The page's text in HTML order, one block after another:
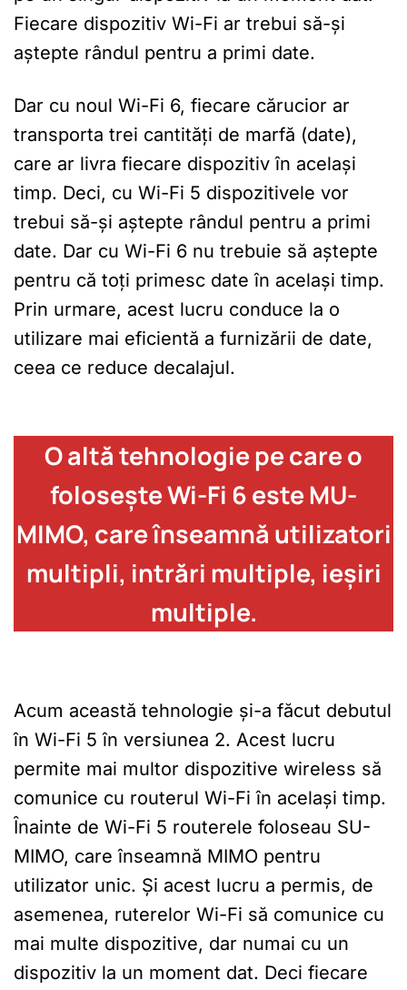
Fiecare dispozitiv Wi-Fi ar trebui să-și
aștepte rândul pentru a primi date.
Dar cu noul Wi-Fi 6, fiecare cărucior ar
transporta trei cantități de marfă (date),
care ar livra fiecare dispozitiv în același
timp. Deci, cu Wi-Fi 5 dispozitivele vor
trebui să-și aștepte rândul pentru a primi
date. Dar cu Wi-Fi 6 nu trebuie să aștepte
pentru că toți primesc date în același timp.
Prin urmare, acest lucru conduce la o
utilizare mai eficientă a furnizării de date,
ceea ce reduce decalajul.
O altă tehnologie pe care o
folosește Wi-Fi 6 este MU-
MIMO, care înseamnă utilizatori
multipli, intrări multiple, ieșiri
multiple.
Acum această tehnologie și-a făcut debutul
în Wi-Fi 5 în versiunea 2. Acest lucru
permite mai multor dispozitive wireless să
comunice cu routerul Wi-Fi în același timp.
Înainte de Wi-Fi 5 routerele foloseau SU-
MIMO, care înseamnă MIMO pentru
utilizator unic. Și acest lucru a permis, de
asemenea, ruterelor Wi-Fi să comunice cu
mai multe dispozitive, dar numai cu un
dispozitiv la un moment dat. Deci fiecare